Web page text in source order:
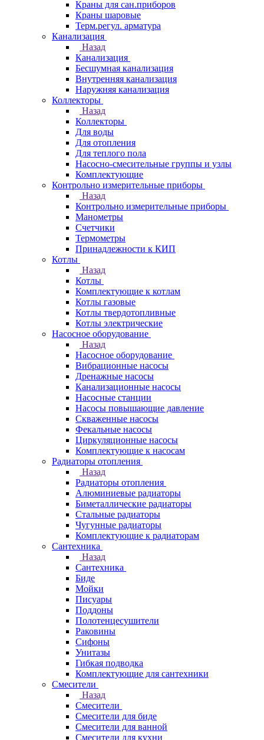
Краны для сан.приборов
Краны шаровые
Терм.регул. арматура
Канализация
Назад
Канализация
Бесшумная канализация
Внутренняя канализация
Наружняя канализация
Коллекторы
Назад
Коллекторы
Для воды
Для отопления
Для теплого пола
Насосно-смесительные группы и узлы
Комплектующие
Контрольно измерительные приборы
Назад
Контрольно измерительные приборы
Манометры
Счетчики
Термометры
Принадлежности к КИП
Котлы
Назад
Котлы
Комплектующие к котлам
Котлы газовые
Котлы твердотопливные
Котлы электрические
Насосное оборудование
Назад
Насосное оборудование
Вибрационные насосы
Дренажные насосы
Канализационные насосы
Насосные станции
Насосы повышающие давление
Скваженные насосы
Фекальные насосы
Циркуляционные насосы
Комплектующие к насосам
Радиаторы отопления
Назад
Радиаторы отопления
Алюминиевые радиаторы
Биметаллические радиаторы
Стальные радиаторы
Чугунные радиаторы
Комплектующие к радиаторам
Сантехника
Назад
Сантехника
Биде
Мойки
Писуары
Поддоны
Полотенцесушители
Раковины
Сифоны
Унитазы
Гибкая подводка
Комплектующие для сантехники
Смесители
Назад
Смесители
Смесители для биде
Смесители для ванной
Смесители для кухни